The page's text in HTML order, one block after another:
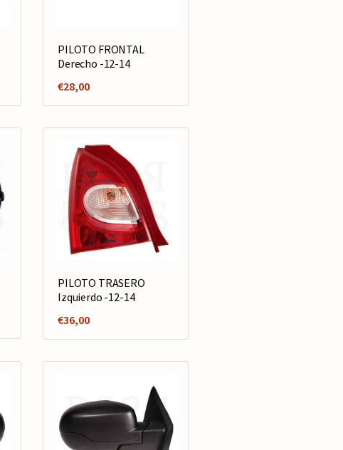
PILOTO FRONTAL
Derecho -12-14
€28,00
PILOTO TRASERO
Izquierdo -12-14
€36,00